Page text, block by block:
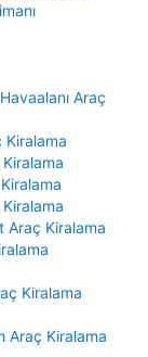
Araç
Kiralama
Araç Kiralama
Kiralama
Araç Kiralama